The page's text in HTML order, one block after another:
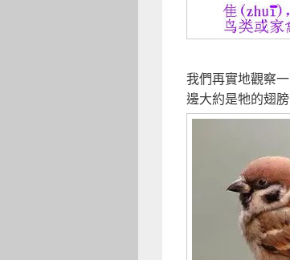
我們再實地觀察
邊大約是牠的翅